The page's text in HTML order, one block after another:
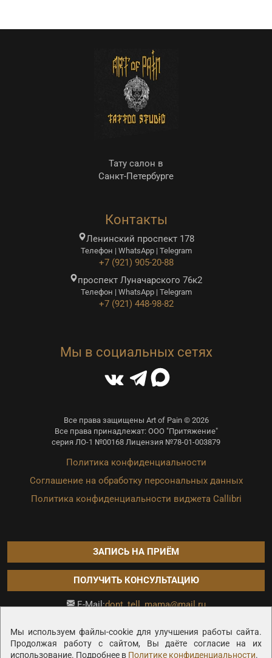
Мы используем файлы-cookie для улучшения работы сайта.
Продолжая работу с сайтом, Вы даёте согласие на их
использование. Подробнее в Политике конфиденциальности.
Тату салон в
Санкт-Петербурге
Контакты
Ленинский проспект 178
Телефон | WhatsApp | Telegram
+7 (921) 905-20-88
проспект Луначарского 76к2
Телефон | WhatsApp | Telegram
+7 (921) 448-98-82
Мы в социальных сетях
Все права защищены Art of Pain © 2026
Все права принадлежат: ООО "Притяжение"
серия ЛО-1 №00168 Лицензия №78-01-003879
Политика конфиденциальности
Соглашение на обработку персональных данных
Политика конфиденциальности виджета Callibri
ЗАПИСЬ НА ПРИЁМ
ПОЛУЧИТЬ КОНСУЛЬТАЦИЮ
E-Mail:dont_tell_mama@mail.ru